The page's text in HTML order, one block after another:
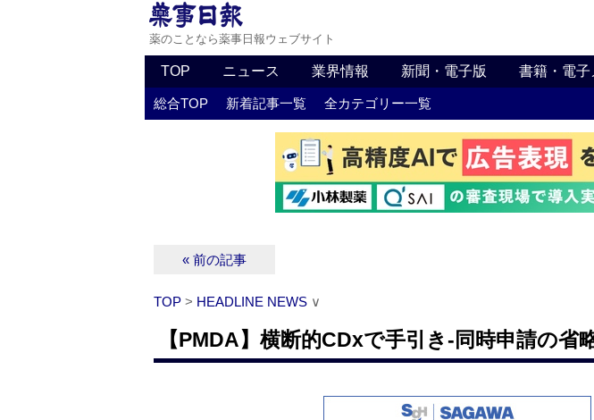
薬のことなら薬事日報ウェブサイト
TOP ニュース 業界情報 新聞・電子版 書籍・電子
総合TOP 新着記事一覧 全カテゴリー一覧
« 前の記事
TOP > HEADLINE NEWS ∨
【PMDA】横断的CDxで手引き‐同時申請の省